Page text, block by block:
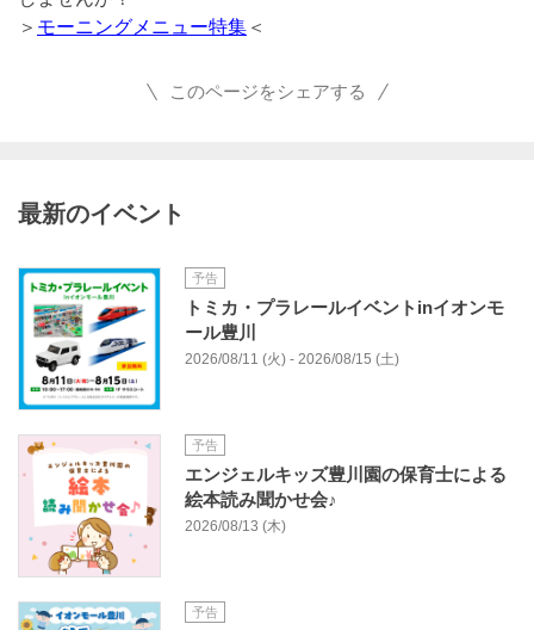
＞ モーニングメニュー特集 ＜
このページをシェアする
最新のイベント
予告
トミカ・プラレールイベントinイオンモ
ール豊川​
2026/08/11 (火) - 2026/08/15 (土)
予告
エンジェルキッズ豊川園の保育士による
絵本読み聞かせ会♪
2026/08/13 (木)
予告